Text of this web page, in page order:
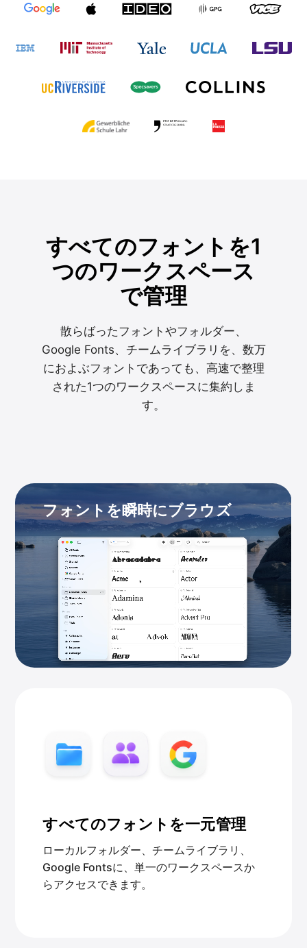
すべてのフォントを1
つのワークスペース
で管理
散らばったフォントやフォルダー、
Google Fonts、チームライブラリを、数万
におよぶフォントであっても、高速で整理
された1つのワークスペースに集約しま
す。
フォントを瞬時にブラウズ
すべてのフォントを一元管理
ローカルフォルダー、チームライブラリ、
Google Fontsに、単一のワークスペースか
らアクセスできます。